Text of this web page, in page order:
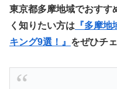
東京都多摩地域でおすす
く知りたい方は 『多摩
キング9選！』 をぜひチ